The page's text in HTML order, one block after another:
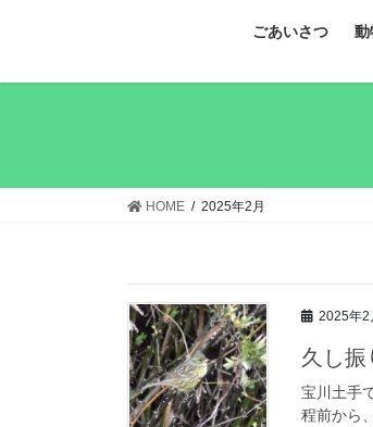
ごあいさつ 動
HOME 2025年2月
2025年2
久し振
宝川土手
程前から